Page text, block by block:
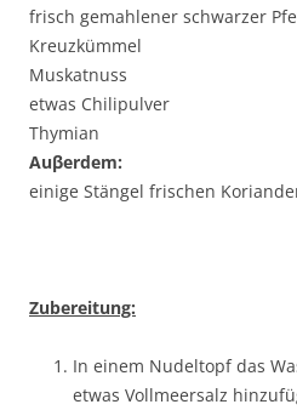
frisch gemahlener schwarzer
Kreuzkümmel
Muskatnuss
etwas Chilipulver
Thymian
Auβerdem:
einige Stängel frischen
Zubereitung:
In einem Nudeltopf das
etwas Vollmeersalz